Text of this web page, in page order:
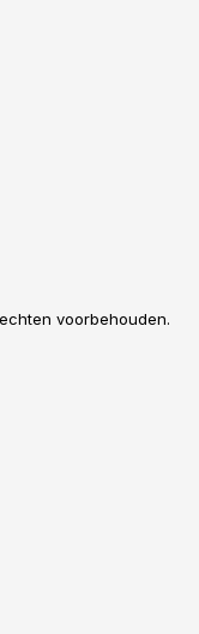
voorbehouden.